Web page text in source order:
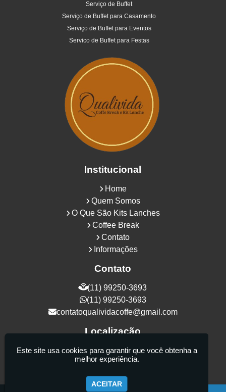
Serviço de Buffet
Serviço de Buffet para Casamento
Serviço de Buffet para Eventos
Servico de Buffet para Festas
Institucional
Home
Quem Somos
O Que São Kits Lanches
Coffee Break
Contato
Informações
Contato
(11) 99250-3693
(11) 99250-3693
contatoqualividacoffe@gmail.com
Localização
Rua Samurais, 27 - Vila Maria Alta - São
Paulo / SP - CEP: 02130-080
Este site usa cookies para garantir que você obtenha a
melhor experiência.
ACEITAR